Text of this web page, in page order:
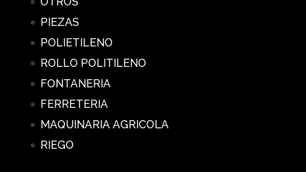
PIEZAS
POLIETILENO
ROLLO POLITILENO
FONTANERIA
FERRETERIA
MAQUINARIA AGRICOLA
RIEGO